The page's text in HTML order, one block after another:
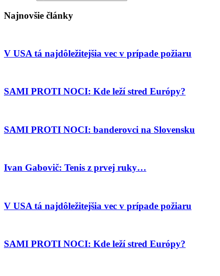
Najnovšie články
V USA tá najdôležitejšia vec v prípade požiaru
SAMI PROTI NOCI: Kde leží stred Európy?
SAMI PROTI NOCI: banderovci na Slovensku
Ivan Gabovič: Tenis z prvej ruky…
V USA tá najdôležitejšia vec v prípade požiaru
SAMI PROTI NOCI: Kde leží stred Európy?